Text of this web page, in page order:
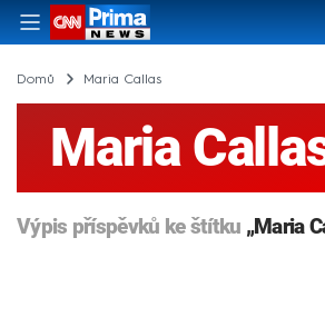
Domů Maria Callas
Maria
Výpis příspěvků ke štítku „Maria